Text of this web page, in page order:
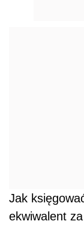
Jak
ekwiwalent